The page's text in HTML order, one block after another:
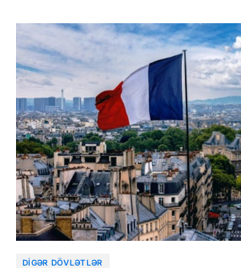
liderdir. O, İsrailin hesabına radikal islamçı
sakitləşdirməyə çalışır. Terror timsahını
Belçikanı udmasını gecikdirəcəyinə ümid
olmayacaq və özünü müdafiə etməyə davam
DIGƏR DÖVLƏTLƏR